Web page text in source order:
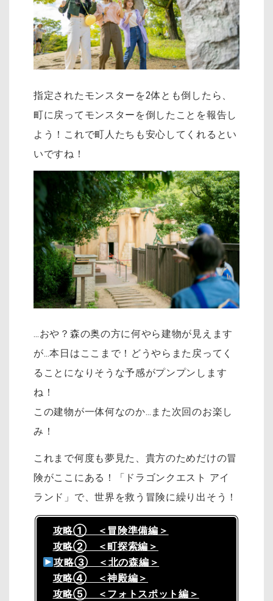
指定されたモンスターを2体とも倒したら、
町に戻ってモンスターを倒したことを報告し
よう！これで町人たちも安心してくれるとい
いですね！
…おや？森の奥の方に何やら建物が見えます
が…本日はここまで！どうやらまた戻ってく
ることになりそうな予感がプンプンします
ね！
この建物が一体何なのか…また次回のお楽し
み！
これまで何度も夢見た、貴方のためだけの冒
険がここにある！「ドラゴンクエスト アイ
ランド」で、世界を救う冒険に繰り出そう！
攻略① ＜冒険準備編＞
攻略② ＜町探索編＞
攻略③ ＜北の森編＞
攻略④ ＜神殿編＞
攻略⑤ ＜フォトスポット編＞